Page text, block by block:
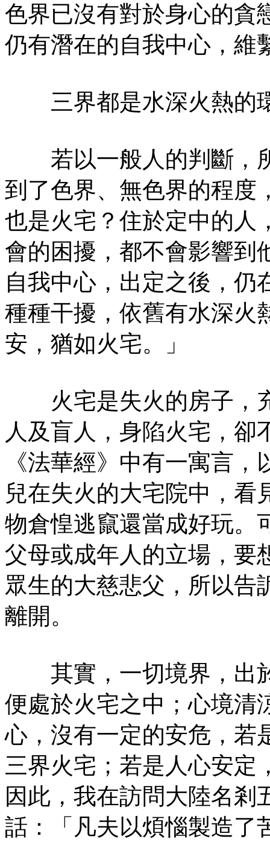
色界已沒有對於身心的貪
仍有潛在的自我中心，維
三界都是水深火熱的
若以一般人的判斷，
到了色界、無色界的程度
也是火宅？住於定中的人
會的困擾，都不會影響到
自我中心，出定之後，仍
種種干擾，依舊有水深火
安，猶如火宅。」
火宅是失火的房子，
人及盲人，身陷火宅，卻
《法華經》中有一寓言
兒在失火的大宅院中，看
物倉惶逃竄還當成好玩。
父母或成年人的立場，要
眾生的大慈悲父，所以告
離開。
其實，一切境界，出
便處於火宅之中；心境清
心，沒有一定的安危，若
三界火宅；若是人心安定
因此，我在訪問大陸名剎
話：「凡夫以煩惱製造了